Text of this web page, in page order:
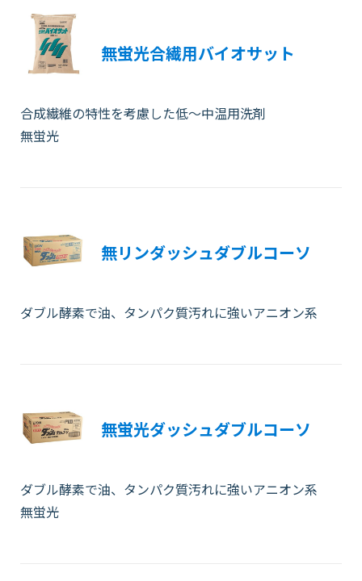
無蛍光合繊用バイオサット
合成繊維の特性を考慮した低～中温用洗剤
無蛍光
無リンダッシュダブルコーソ
ダブル酵素で油、タンパク質汚れに強いアニオン系
無蛍光ダッシュダブルコーソ
ダブル酵素で油、タンパク質汚れに強いアニオン系
無蛍光